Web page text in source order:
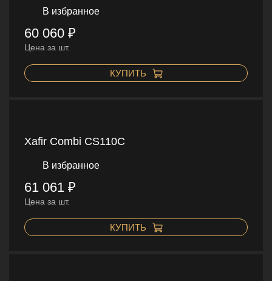
В избранное
60 060 ₽
Цена за шт.
КУПИТЬ
Xafir Combi CS110C
В избранное
61 061 ₽
Цена за шт.
КУПИТЬ